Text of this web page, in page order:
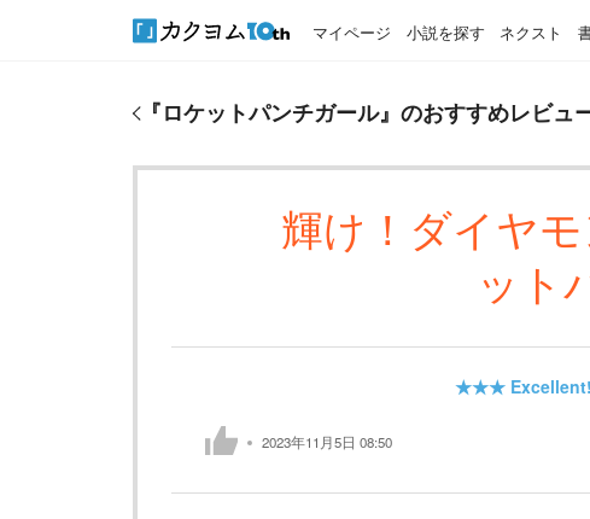
マイページ 小説を探す ネクスト
『ロケットパンチガール』のおすすめレビュ
輝け！ダイヤ
ット
★★★
2023年11月5日 08:50